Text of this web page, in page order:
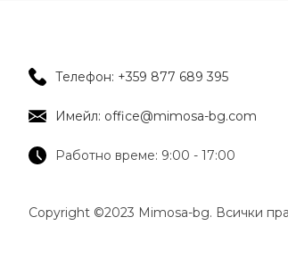
Телефон: +359 877 689 395
Имейл: office@mimosa-bg.com
Работно време: 9:00 - 17:00
Copyright ©2023 Mimosa-bg. Всички